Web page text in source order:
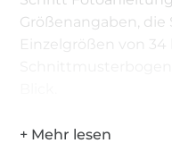
Größenangaben,
Einzelgrößen von 34